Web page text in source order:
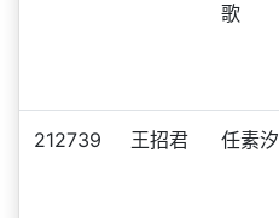
歌
212739 王招君 任素汐